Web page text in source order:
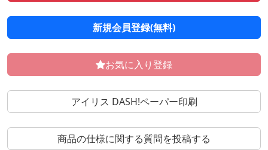
新規会員登録(無料)
お気に入り登録
アイリス DASH!ペーパー印刷
商品の仕様に関する質問を投稿する